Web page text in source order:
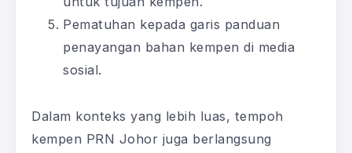
Pematuhan kepada garis panduan
penayangan bahan kempen di media
sosial.
Dalam konteks yang lebih luas, tempoh
kempen PRN Johor juga berlangsung